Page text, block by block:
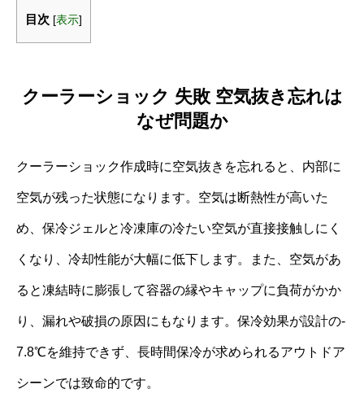
目次 [表示]
クーラーショック 失敗 空気抜き忘れは
なぜ問題か
クーラーショック作成時に空気抜きを忘れると、内部に
空気が残った状態になります。空気は断熱性が高いた
め、保冷ジェルと冷凍庫の冷たい空気が直接接触しにく
くなり、冷却性能が大幅に低下します。また、空気があ
ると凍結時に膨張して容器の縁やキャップに負荷がかか
り、漏れや破損の原因にもなります。保冷効果が設計の‐
7.8℃を維持できず、長時間保冷が求められるアウトドア
シーンでは致命的です。